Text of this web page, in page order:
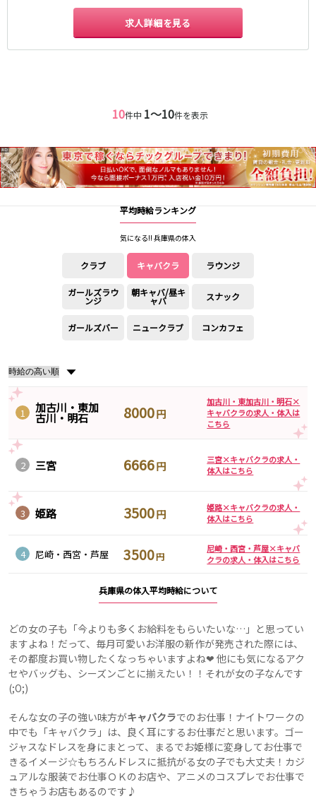
求人詳細を見る
10件中 1〜10件を表示
平均時給ランキング
気になる!! 兵庫県の体入
クラブ キャバクラ ラウンジ
ガールズラウ
ンジ
朝キャバ/昼キ
ャバ スナック
ガールズバー ニュークラブ コンカフェ
▼
1 加古川・東加
古川・明石 8000円
加古川・東加古川・明石×
キャバクラの求人・体入は
こちら
2 三宮 6666円
三宮×キャバクラの求人・
体入はこちら
3 姫路 3500円
姫路×キャバクラの求人・
体入はこちら
4 尼崎・西宮・芦屋 3500円
尼崎・西宮・芦屋×キャバ
クラの求人・体入はこちら
兵庫県の体入平均時給について
どの女の子も「今よりも多くお給料をもらいたいな…」と思ってい
ますよね！だって、毎月可愛いお洋服の新作が発売された際には、
その都度お買い物したくなっちゃいますよね❤ 他にも気になるアク
セやバッグも、シーズンごとに揃えたい！！それが女の子なんです
(;O;)
そんな女の子の強い味方がキャバクラでのお仕事！ナイトワークの
中でも「キャバクラ」は、良く耳にするお仕事だと思います。ゴー
ジャスなドレスを身にまとって、まるでお姫様に変身してお仕事で
きるイメージ☆もちろんドレスに抵抗がる女の子でも大丈夫！カジ
ュアルな服装でお仕事ＯＫのお店や、アニメのコスプレでお仕事で
きちゃうお店もあるのです♪
近鉄新庄駅
選択した内容で設定